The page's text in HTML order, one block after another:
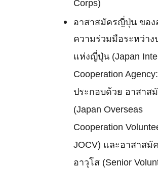
Corps)
อาสาสมัครญี่ปุ่น ของ
ความร่วมมือระหว่าง
แห่งญี่ปุ่น (Japan
Cooperation
ประกอบด้วย อาสาส
(Japan Overseas
Cooperation
JOCV) และอาสาส
อาวุโส (Senior